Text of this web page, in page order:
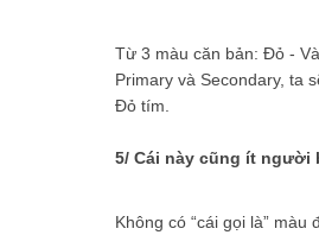
Từ 3 màu căn bản: Đỏ -
Primary và Secondary, ta
Đỏ tím.
5/ Cái này cũng ít người
Không có “cái gọi là”